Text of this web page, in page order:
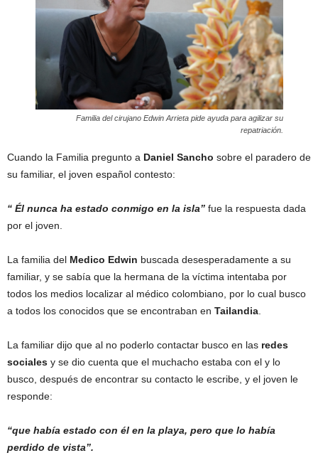
Familia del cirujano Edwin Arrieta pide ayuda para agilizar su
repatriación.
Cuando la Familia pregunto a Daniel Sancho sobre el paradero de
su familiar, el joven español contesto:
“ Él nunca ha estado conmigo en la isla” fue la respuesta dada
por el joven.
La familia del Medico Edwin buscada desesperadamente a su
familiar, y se sabía que la hermana de la víctima intentaba por
todos los medios localizar al médico colombiano, por lo cual busco
a todos los conocidos que se encontraban en Tailandia
La familiar dijo que al no poderlo contactar busco en las redes
sociales y se dio cuenta que el muchacho estaba con el y lo
busco, después de encontrar su contacto le escribe, y el joven le
responde:
“que había estado con él en la playa, pero que lo había
perdido de vista”.